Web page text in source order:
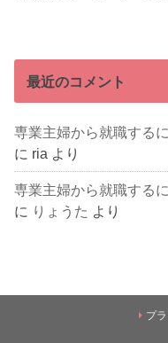
最近のコメント
専業主婦から就職する
に ria より
専業主婦から就職する
に りょうた より
プ